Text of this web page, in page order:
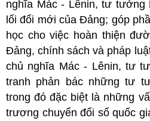
nghĩa Mác - Lênin, tư tưởng
lối đổi mới của Đảng; góp
học cho việc hoàn thiện
Đảng, chính sách và pháp
chủ nghĩa Mác - Lênin, tư
tranh phản bác những tư
trong đó đặc biệt là những
trương chuyển đổi số quốc